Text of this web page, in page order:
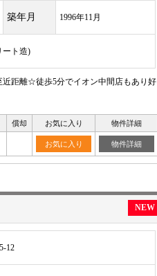
築年月 1996年11月
ート造)
距離☆徒歩5分でイオン中間店もあり好
償却 お気に入り 物件詳細
お気に入り 物件詳細
NEW
12